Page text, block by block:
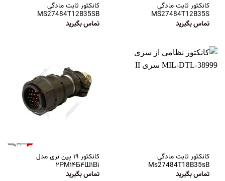
كانكتور ثابت مادگي
MS27484T12B35S
تماس بگیرید
كانكتور ثابت مادگي
MS27484T12B35SB
تماس بگیرید
كانكتور ثابت مادگي
Ms27484T18B35sB
تماس بگیرید
کانکتور ۱۹ پین نری مدل
۲РМ۱۴Б۴Ш۱В۱
تماس بگیرید